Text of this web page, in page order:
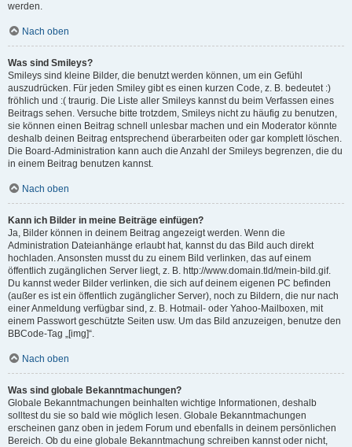
werden.
Nach oben
Was sind Smileys?
Smileys sind kleine Bilder, die benutzt werden können, um ein Gefühl
auszudrücken. Für jeden Smiley gibt es einen kurzen Code, z. B. bedeutet :)
fröhlich und :( traurig. Die Liste aller Smileys kannst du beim Verfassen eines
Beitrags sehen. Versuche bitte trotzdem, Smileys nicht zu häufig zu benutzen,
sie können einen Beitrag schnell unlesbar machen und ein Moderator könnte
deshalb deinen Beitrag entsprechend überarbeiten oder gar komplett löschen.
Die Board-Administration kann auch die Anzahl der Smileys begrenzen, die du
in einem Beitrag benutzen kannst.
Nach oben
Kann ich Bilder in meine Beiträge einfügen?
Ja, Bilder können in deinem Beitrag angezeigt werden. Wenn die
Administration Dateianhänge erlaubt hat, kannst du das Bild auch direkt
hochladen. Ansonsten musst du zu einem Bild verlinken, das auf einem
öffentlich zugänglichen Server liegt, z. B. http://www.domain.tld/mein-bild.gif.
Du kannst weder Bilder verlinken, die sich auf deinem eigenen PC befinden
(außer es ist ein öffentlich zugänglicher Server), noch zu Bildern, die nur nach
einer Anmeldung verfügbar sind, z. B. Hotmail- oder Yahoo-Mailboxen, mit
einem Passwort geschützte Seiten usw. Um das Bild anzuzeigen, benutze den
BBCode-Tag „[img]“.
Nach oben
Was sind globale Bekanntmachungen?
Globale Bekanntmachungen beinhalten wichtige Informationen, deshalb
solltest du sie so bald wie möglich lesen. Globale Bekanntmachungen
erscheinen ganz oben in jedem Forum und ebenfalls in deinem persönlichen
Bereich. Ob du eine globale Bekanntmachung schreiben kannst oder nicht,